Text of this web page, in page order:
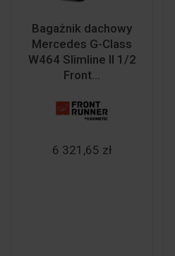
Bagażnik dachowy
Mercedes G-Class
W464 Slimline II 1/2
Front...
6 321,65 zł